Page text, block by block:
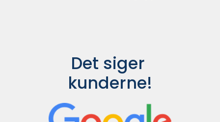
Det siger
kunderne!